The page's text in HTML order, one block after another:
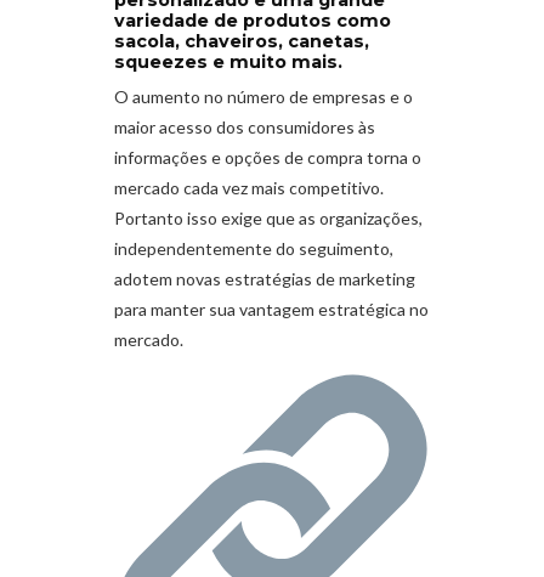
variedade de produtos como
sacola, chaveiros, canetas,
squeezes e muito mais.
O aumento no número de empresas e o
maior acesso dos consumidores às
informações e opções de compra torna o
mercado cada vez mais competitivo.
Portanto isso exige que as organizações,
independentemente do seguimento,
adotem novas estratégias de marketing
para manter sua vantagem estratégica no
mercado.